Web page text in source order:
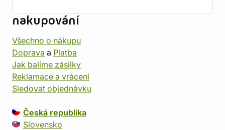
nakupování
Všechno o nákupu
Doprava a Platba
Jak balíme zásilky
Reklamace a vrácení
Sledovat objednávku
Česká republika
Slovensko